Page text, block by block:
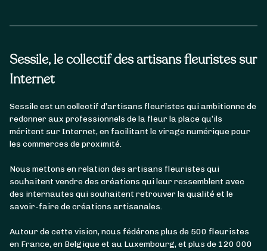
Sessile, le collectif des artisans fleuristes sur
Internet
Sessile est un collectif d’artisans fleuristes qui ambitionne de
redonner aux professionnels de la fleur la place qu’ils
méritent sur Internet, en facilitant le virage numérique pour
les commerces de proximité.
Nous mettons en relation des artisans fleuristes qui
souhaitent vendre des créations qui leur ressemblent avec
des internautes qui souhaitent retrouver la qualité et le
savoir-faire de créations artisanales.
Autour de cette vision, nous fédérons plus de 500 fleuristes
en France, en Belgique et au Luxembourg, et plus de 120 000